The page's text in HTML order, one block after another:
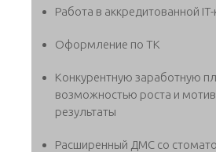
Работа в аккредитованной
Оформление по ТК
Конкурентную заработную
возможностью роста и
результаты
Расширенный ДМС со